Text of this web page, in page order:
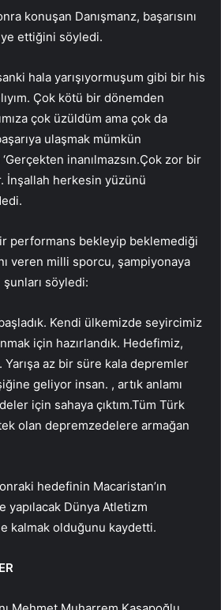
konuşan Danışmanz, başarısını
ettiğini söyledi.
hala yarışıyormuşum gibi bir his
Çok kötü bir dönemden
çok üzüldüm ama çok da
ulaşmak mümkün
inanılmazsın.Çok zor bir
İnşallah herkesin yüzünü
performans bekleyip beklemediği
veren milli sporcu, şampiyonaya
söyledi:
Kendi ülkemizde seyircimiz
için hazırlandık. Hedefimiz,
az bir süre kala depremler
geliyor insan. , artık anlamı
için sahaya çıktım.Tüm Türk
olan depremzedelere armağan
hedefinin Macaristan’ın
yapılacak Dünya Atletizm
kalmak olduğunu kaydetti.